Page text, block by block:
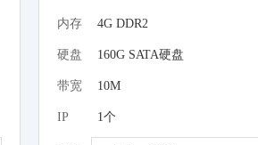
内存 4G DDR2
硬盘 160G SATA硬盘
带宽 10M
IP 1个